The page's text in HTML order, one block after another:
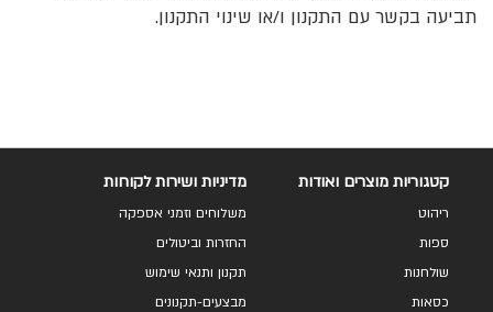
תביעה בקשר עם התקנון ו/או שינוי התקנון.
קטגוריות מוצרים ואודות
ריהוט
ספות
שולחנות
כסאות
מדיניות ושירות לקוחות
משלוחים וזמני אספקה
החזרות וביטולים
תקנון ותנאי שימוש
מבצעים-תקנונים